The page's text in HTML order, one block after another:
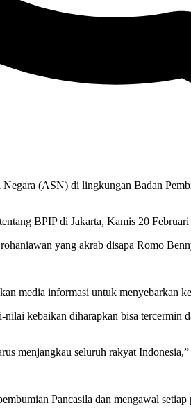
(ASN) di lingkungan Badan
BPIP di Jakarta, Kamis 20 Februari
yang akrab disapa Romo
media informasi untuk menyebarkan
kebaikan diharapkan bisa tercermin
menjangkau seluruh rakyat
Pancasila dan mengawal